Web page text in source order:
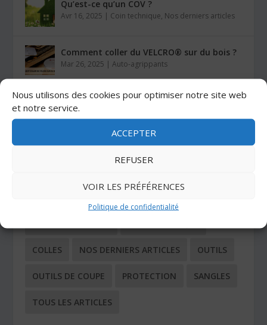
Nous utilisons des cookies pour optimiser notre site web
et notre service.
ACCEPTER
REFUSER
VOIR LES PRÉFÉRENCES
Politique de confidentialité
Qu’est-ce qu’un COV ?
Avr 16, 2025 | Coin technique, Nos derniers articles
Comment coller du VELCRO® sur du bois ?
Mar 26, 2025 |Auto-agrippants
Les colles Stratogrip X15 et X25
Jan 27, 2025
COLLES NOS DERNIERS ARTICLES OUTILS
OUTILS DE COUPE PROTECTION SANGLES
TOUS LES ARTICLES